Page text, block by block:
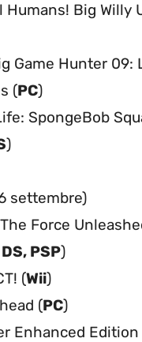
Humans! Big Willy
Game Hunter 09:
(PC)
SpongeBob
)
settembre)
Force
PSP)
(Wii)
(PC)
Enhanced Edition